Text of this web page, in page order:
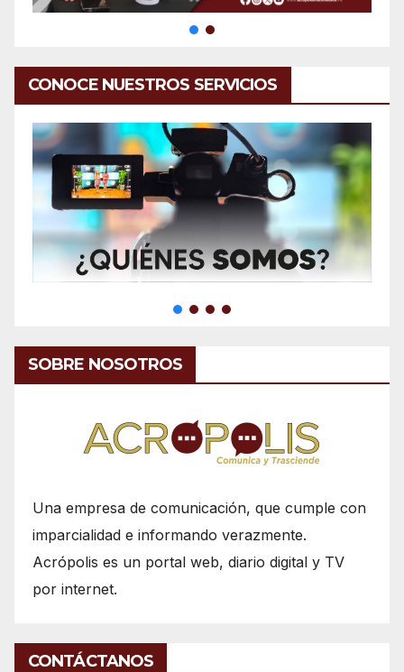
CONOCE NUESTROS SERVICIOS
SOBRE NOSOTROS
Una empresa de comunicación, que cumple con
imparcialidad e informando verazmente.
Acrópolis es un portal web, diario digital y TV
por internet.
CONTÁCTANOS